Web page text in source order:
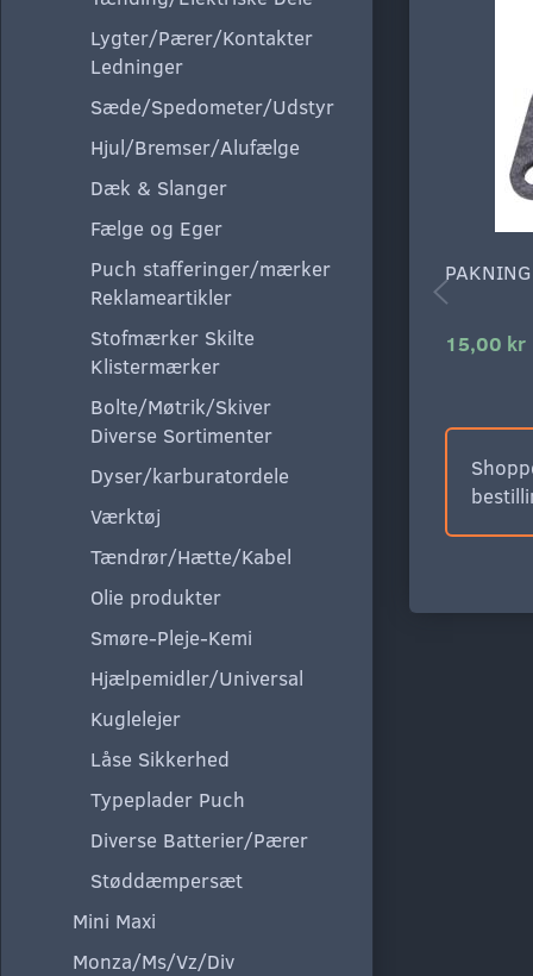
Lygter/Pærer/Kontakter
Ledninger
Sæde/Spedometer/Udstyr
Hjul/Bremser/Alufælge
Dæk & Slanger
Fælge og Eger
Puch stafferinger/mærker
Reklameartikler
Stofmærker Skilte
Klistermærker
Bolte/Møtrik/Skiver
Diverse Sortimenter
Dyser/karburatordele
Værktøj
Tændrør/Hætte/Kabel
Olie produkter
Smøre-Pleje-Kemi
Hjælpemidler/Universal
Kuglelejer
Låse Sikkerhed
Typeplader Puch
Diverse Batterier/Pærer
Støddæmpersæt
Mini Maxi
Monza/Ms/Vz/Div
15,00 kr